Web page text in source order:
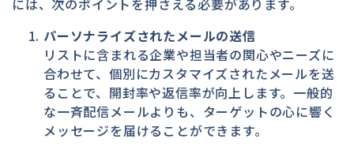
パーソナライズされたメールの送信
リストに含まれる企業や担当者の関心やニーズに
合わせて、個別にカスタマイズされたメールを送
ることで、開封率や返信率が向上します。一般的
な一斉配信メールよりも、ターゲットの心に響く
メッセージを届けることができます。